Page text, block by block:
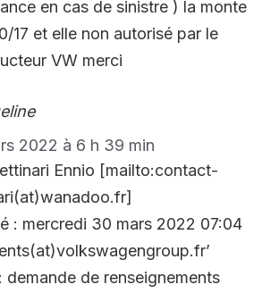
en cas de sinistre ) la monte
17 et elle non autorisé par le
VW merci
2022 à 6 h 39 min
Ennio [mailto:contact-
: mercredi 30 mars 2022 07:04
demande de renseignements